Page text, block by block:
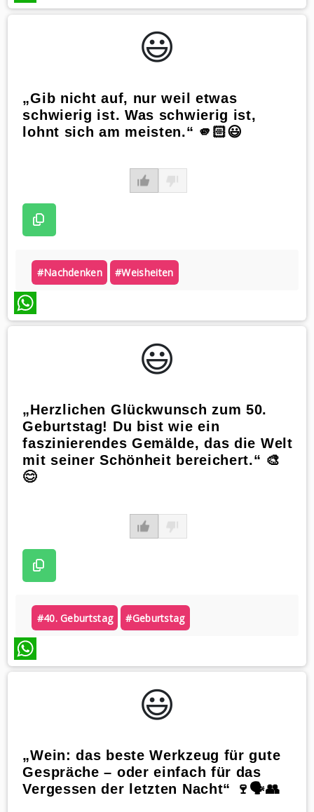
WhatsApp
😃️
„Gib nicht auf, nur weil etwas
schwierig ist. Was schwierig ist,
lohnt sich am meisten.“ 🫵🏻😃
#nachdenken #weisheiten
WhatsApp
😃️
„Herzlichen Glückwunsch zum 50.
Geburtstag! Du bist wie ein
faszinierendes Gemälde, das die Welt
mit seiner Schönheit bereichert.“ 🎨
😊
#40. Geburtstag #geburtstag
WhatsApp
😃️
„Wein: das beste Werkzeug für gute
Gespräche – oder einfach für das
Vergessen der letzten Nacht“ 🍷🗣️👥